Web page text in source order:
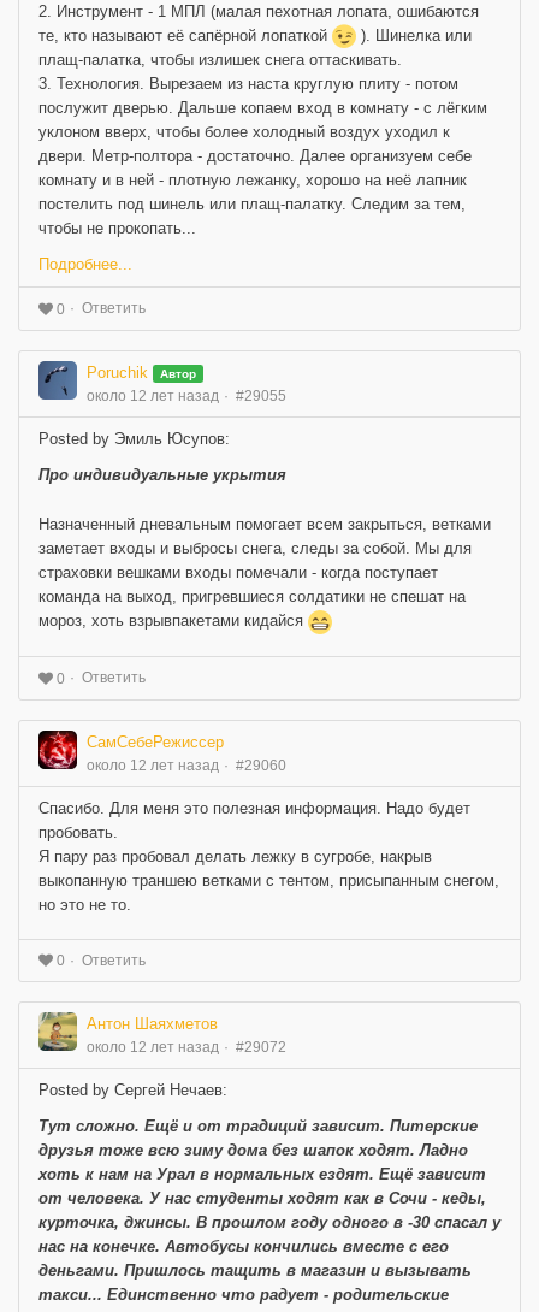
2. Инструмент - 1 МПЛ (малая пехотная лопата, ошибаются
те, кто называют её сапёрной лопаткой
). Шинелка или
плащ-палатка, чтобы излишек снега оттаскивать.
3. Технология. Вырезаем из наста круглую плиту - потом
послужит дверью. Дальше копаем вход в комнату - с лёгким
уклоном вверх, чтобы более холодный воздух уходил к
двери. Метр-полтора - достаточно. Далее организуем себе
комнату и в ней - плотную лежанку, хорошо на неё лапник
постелить под шинель или плащ-палатку. Следим за тем,
чтобы не прокопать...
Подробнее...
0 Ответить
Poruchik Автор
около 12 лет назад #29055
Posted by Эмиль Юсупов:
Про индивидуальные укрытия
Назначенный дневальным помогает всем закрыться, ветками
заметает входы и выбросы снега, следы за собой. Мы для
страховки вешками входы помечали - когда поступает
команда на выход, пригревшиеся солдатики не спешат на
мороз, хоть взрывпакетами кидайся
0 Ответить
СамСебеРежиссер
около 12 лет назад #29060
Спасибо. Для меня это полезная информация. Надо будет
пробовать.
Я пару раз пробовал делать лежку в сугробе, накрыв
выкопанную траншею ветками с тентом, присыпанным снегом,
но это не то.
0 Ответить
Антон Шаяхметов
около 12 лет назад #29072
Posted by Сергей Нечаев:
Тут сложно. Ещё и от традиций зависит. Питерские
друзья тоже всю зиму дома без шапок ходят. Ладно
хоть к нам на Урал в нормальных ездят. Ещё зависит
от человека. У нас студенты ходят как в Сочи - кеды,
курточка, джинсы. В прошлом году одного в -30 спасал у
нас на конечке. Автобусы кончились вместе с его
деньгами. Пришлось тащить в магазин и вызывать
такси... Единственно что радует - родительские